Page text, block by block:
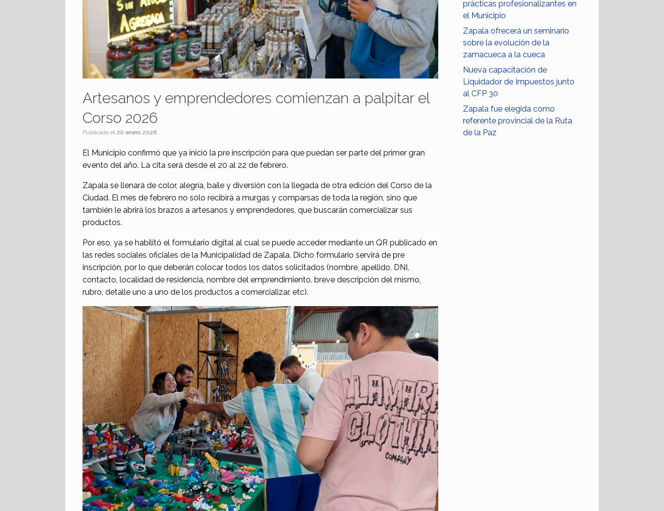
Artesanos y emprendedores comienzan a palpitar el
Corso 2026
Publicado el 20 enero 2026
El Municipio confirmó que ya inició la pre inscripción para que puedan ser parte del primer gran
evento del año. La cita será desde el 20 al 22 de febrero.
Zapala se llenará de color, alegría, baile y diversión con la llegada de otra edición del Corso de la
Ciudad. El mes de febrero no sólo recibirá a murgas y comparsas de toda la región, sino que
también le abrirá los brazos a artesanos y emprendedores, que buscarán comercializar sus
productos.
Por eso, ya se habilitó el formulario digital al cual se puede acceder mediante un QR publicado en
las redes sociales oficiales de la Municipalidad de Zapala. Dicho formulario servirá de pre
inscripción, por lo que deberán colocar todos los datos solicitados (nombre, apellido, DNI,
contacto, localidad de residencia, nombre del emprendimiento, breve descripción del mismo,
rubro, detalle uno a uno de los productos a comercializar, etc).
prácticas profesionalizantes en
el Municipio
Zapala ofrecerá un seminario
sobre la evolución de la
zamacueca a la cueca
Nueva capacitación de
Liquidador de Impuestos junto
al CFP 30
Zapala fue elegida como
referente provincial de la Ruta
de la Paz